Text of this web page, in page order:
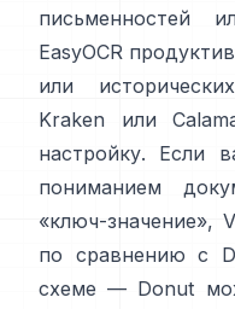
письменностей
EasyOCR
или
Kraken
или
настройку. Если
пониманием
«ключ-значение»,
по сравнению с
схеме — Donut